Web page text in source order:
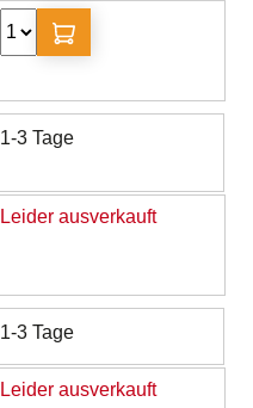
1-3 Tage
Leider ausverkauft
1-3 Tage
Leider ausverkauft